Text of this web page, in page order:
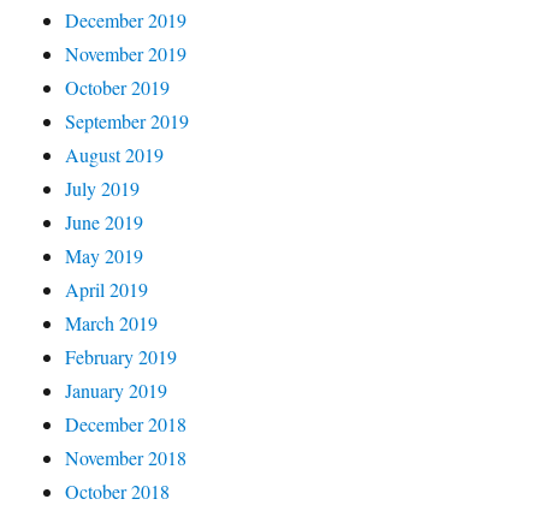
December 2019
November 2019
October 2019
September 2019
August 2019
July 2019
June 2019
May 2019
April 2019
March 2019
February 2019
January 2019
December 2018
November 2018
October 2018